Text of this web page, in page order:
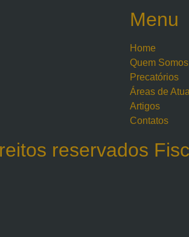
Menu
Home
Quem Somos
Precatórios
Áreas de
Artigos
Contatos
reservados